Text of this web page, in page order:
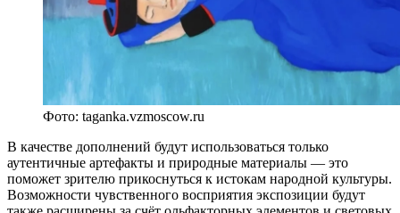
Фото: taganka.vzmoscow.ru
В качестве дополнений будут использоваться только
аутентичные артефакты и природные материалы — это
поможет зрителю прикоснуться к истокам народной культуры.
Возможности чувственного восприятия экспозиции будут